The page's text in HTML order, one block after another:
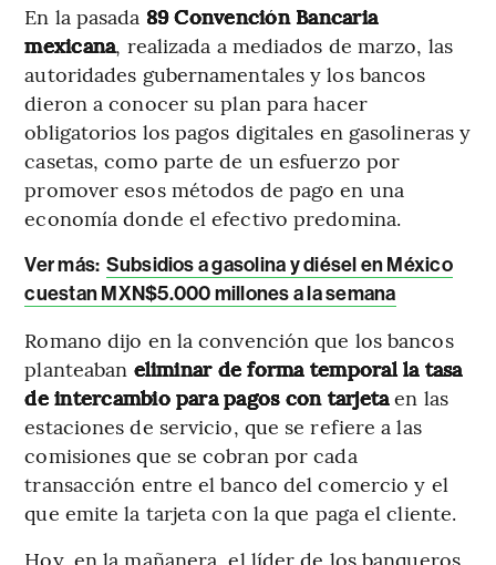
En la pasada 89 Convención Bancaria
mexicana, realizada a mediados de marzo, las
autoridades gubernamentales y los bancos
dieron a conocer su plan para hacer
obligatorios los pagos digitales en gasolineras y
casetas, como parte de un esfuerzo por
promover esos métodos de pago en una
economía donde el efectivo predomina.
Ver más: Subsidios a gasolina y diésel en México
cuestan MXN$5.000 millones a la semana
Romano dijo en la convención que los bancos
planteaban eliminar de forma temporal la tasa
de intercambio para pagos con tarjetaen las
estaciones de servicio, que se refiere a las
comisiones que se cobran por cada
transacción entre el banco del comercio y el
que emite la tarjeta con la que paga el cliente.
Hoy, en la mañanera, el líder de los banqueros